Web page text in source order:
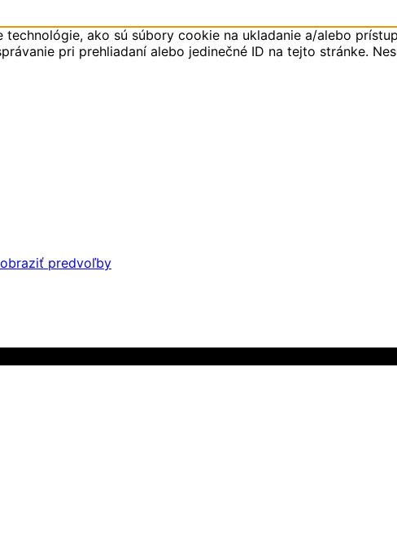
ako sú súbory cookie na ukladanie a/alebo
pri prehliadaní alebo jedinečné ID na tejto stránke.
predvoľby